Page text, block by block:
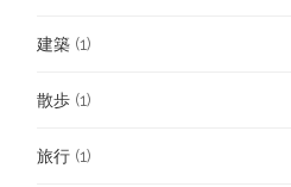
建築 (1)
散歩 (1)
旅行 (1)